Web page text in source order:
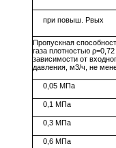
при повыш. Рвых
Пропускная
газа плотностью
зависимости от
давления, м3/ч, не
0,05 МПа
0,1 МПа
0,3 МПа
0,6 МПа